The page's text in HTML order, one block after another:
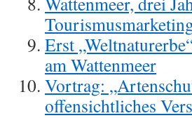
Erst
am Wattenmeer
Vortrag:
offensichtliches